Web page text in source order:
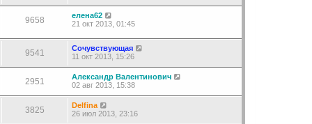
9658
елена62
21 окт 2013, 01:45
9541
Сочувствующая
11 окт 2013, 15:26
2951
Александр Валентинович
02 авг 2013, 15:38
3825
Delfina
26 июл 2013, 23:16